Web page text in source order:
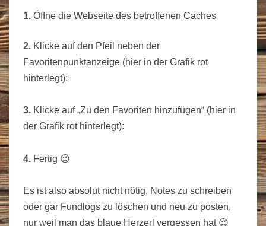
1. Öffne die Webseite des betroffenen Caches
2. Klicke auf den Pfeil neben der
Favoritenpunktanzeige (hier in der Grafik rot
hinterlegt):
3. Klicke auf „Zu den Favoriten hinzufügen“ (hier in
der Grafik rot hinterlegt):
4. Fertig 😉
Es ist also absolut nicht nötig, Notes zu schreiben
oder gar Fundlogs zu löschen und neu zu posten,
nur weil man das blaue Herzerl vergessen hat 😉